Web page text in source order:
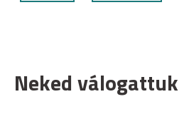
Neked válogattuk